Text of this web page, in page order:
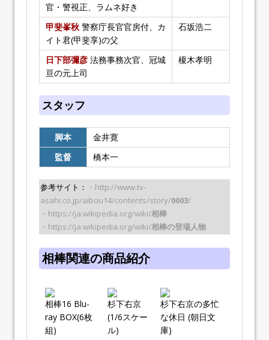
官・警視正、ラムネ好き
甲斐峯秋 警察庁長官官房付、カ
イト君(甲斐享)の父
石坂浩二
日下部彌彦 法務事務次官、冠城
亘の元上司
榎木孝明
スタッフ
脚本
金井寛
監督
橋本一
参考サイト：
・http://www.tv-
asahi.co.jp/aibou14/contents/story/0003/
・https://ja.wikipedia.org/wiki/相棒
・https://ja.wikipedia.org/wiki/相棒の登場人物
相棒関連の商品紹介
相棒16 Blu-
ray BOX(6枚
組)
杉下右京
(1/6スケー
ル)
杉下右京の多忙
な休日 (朝日文
庫)